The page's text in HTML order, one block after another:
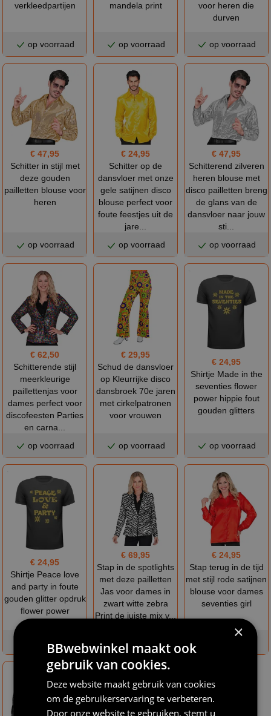
verkleedpartijen
op voorraad
mandela print
op voorraad
voor heren die
durven
op voorraad
€ 47,95
Schitter in stijl met
deze gouden
pailletten blouse voor
heren
op voorraad
€ 24,95
Schitter op de
dansvloer met onze
gele satijnen disco
blouse perfect voor
foute feestjes uit de
jare...
op voorraad
€ 47,95
Schitterend zilveren
heren blouse met
disco pailletten breng
de glans van de
dansvloer naar jouw
sti...
op voorraad
€ 62,50
Schitterende stijl
meerkleurige
paillettenjas voor
dames perfect voor
discofeesten Parties
en carna...
op voorraad
€ 29,95
Schud de dansvloer
op Kleurrijke disco
dansbroek 70e jaren
met cirkelpatronen
voor vrouwen
op voorraad
€ 24,95
Shirtje Made in the
seventies flower
power hippie fout
gouden glitters
op voorraad
€ 24,95
Shirtje Peace love
and party in foute
gouden glitter opdruk
flower power
op voorraad
€ 69,95
Stap in de spotlights
met deze pailletten
Jas voor dames in
zwart witte zebra
Print de juiste mix v...
op voorraad
€ 24,95
Stap terug in de tijd
met stijl rode satijnen
blouse voor dames
seventies girl
×
BBwebwinkel maakt ook
gebruik van cookies.
Deze website maakt gebruik van cookies
om de gebruikerservaring te verbeteren.
Door onze website te gebruiken, stemt u